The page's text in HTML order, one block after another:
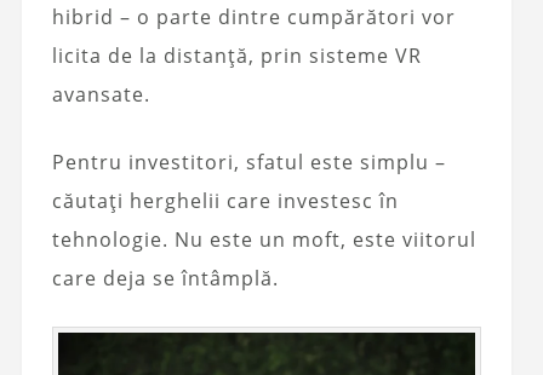
hibrid – o parte dintre cumpărători vor
licita de la distanță, prin sisteme VR
avansate.
Pentru investitori, sfatul este simplu –
căutați herghelii care investesc în
tehnologie. Nu este un moft, este viitorul
care deja se întâmplă.